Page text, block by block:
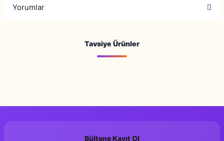
Yorumlar
Bu ürüne ilk yorumu siz yapın!
Tavsiye Ürünler
Bültene Kayıt Ol